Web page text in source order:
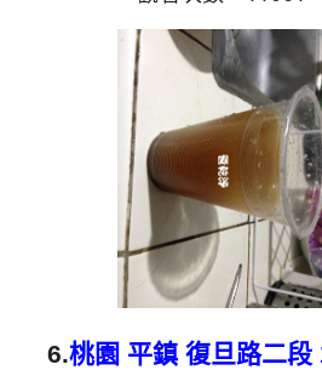
管路清洗機 ，開始 清洗水管
髒水一直從水龍頭流出，有一
異物之外，出水還成泡沫狀，
及影片，客戶 徐先生 發現家
紅茶，清洗過程中，管路堵住
公司改用特殊工法 洗水管 ，
約四個小時後，水管已正常出
生 很高興能正常用水了。 清
水管清洗, 洗水管...
6.桃園 平鎮 復旦路二段